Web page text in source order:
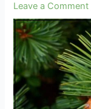
Leave a Comment